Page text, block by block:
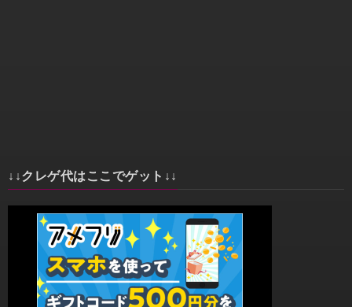
↓↓クレゲ代はここでゲット↓↓